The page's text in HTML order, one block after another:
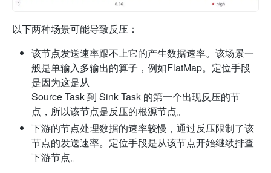
以下两种场景可能导致反压：
该节点发送速率跟不上它的产生数据速率。该场景一
般是单输入多输出的算子，例如FlatMap。定位手段
是因为这是从
Source Task 到 Sink Task 的第一个出现反压的节
点，所以该节点是反压的根源节点。
下游的节点处理数据的速率较慢，通过反压限制了该
节点的发送速率。定位手段是从该节点开始继续排查
下游节点。